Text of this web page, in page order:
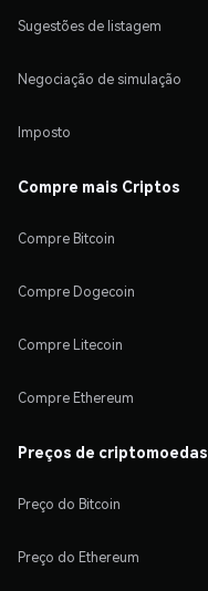
Sugestões de listagem
Negociação de simulação
Imposto
Compre mais Criptos
Compre Bitcoin
Compre Dogecoin
Compre Litecoin
Compre Ethereum
Preços de criptomoedas
Preço do Bitcoin
Preço do Ethereum